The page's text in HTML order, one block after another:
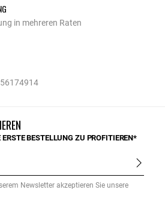
in mehreren Raten
BESTELLUNG ZU PROFITIEREN*
Newsletter akzeptieren Sie unsere